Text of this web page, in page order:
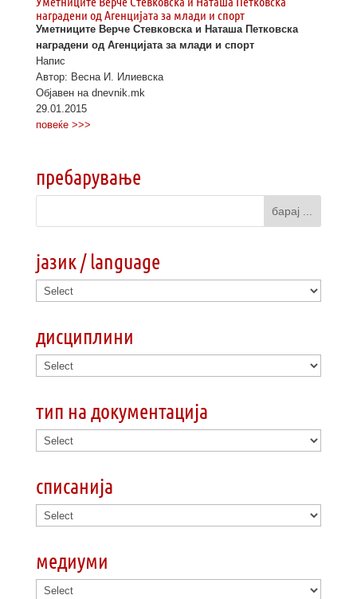
наградени од Агенцијата за млади и спорт
Уметниците Верче Стевковска и Наташа Петковска
наградени од Агенцијата за млади и спорт
Напис
Автор: Весна И. Илиевска
Објавен на dnevnik.mk
29.01.2015
повеќе >>>
пребарување
јазик / language
дисциплини
тип на документација
списанија
медиуми